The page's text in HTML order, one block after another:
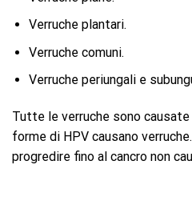
Verruche plantari.
Verruche comuni.
Verruche periungali e
Tutte le verruche sono causate
forme di HPV causano
progredire fino al cancro non